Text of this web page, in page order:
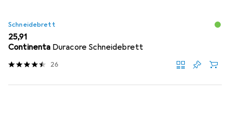
Schneidebrett
EUR
25,91
Continenta Duracore Schneidebrett
26